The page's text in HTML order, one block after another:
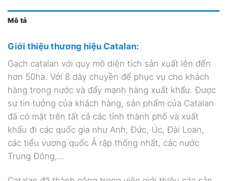
Mô tả
Giới thiệu thương hiệu Catalan:
Gạch catalan với quy mô diện tích sản xuất lên đến
hơn 50ha. Với 8 dây chuyền để phục vụ cho khách
hàng trong nước và đẩy mạnh hàng xuất khẩu. Được
sự tin tưởng của khách hàng, sản phẩm của Catalan
đã có mặt trên tất cả các tỉnh thành phố và xuất
khẩu đi các quốc gia như Anh, Đức, Úc, Đài Loan,
các tiểu vương quốc Ả rập thống nhất, các nước
Trung Đông,…